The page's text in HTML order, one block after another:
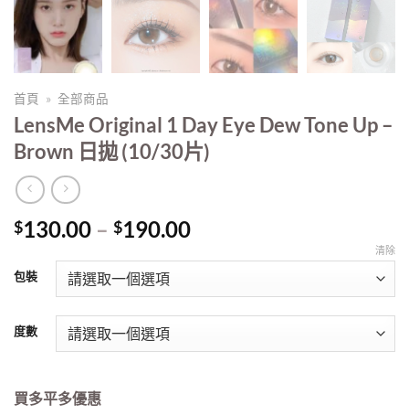
首頁 » 全部商品
LensMe Original 1 Day Eye Dew Tone Up –
Brown 日拋 (10/30片)
$130.00 – $190.00Price
through
$190.00
包裝
度數
清除
買多平多優惠